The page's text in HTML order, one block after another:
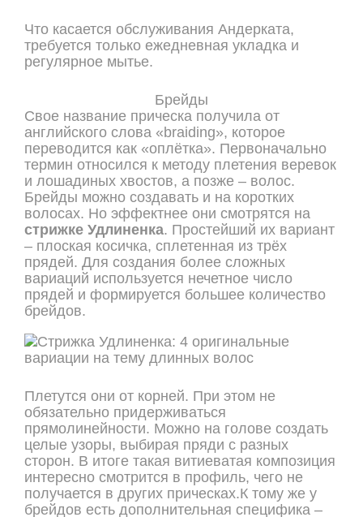
Что касается обслуживания Андерката,
требуется только ежедневная укладка и
регулярное мытье.
Брейды
Свое название прическа получила от
английского слова «braiding», которое
переводится как «оплётка». Первоначально
термин относился к методу плетения веревок
и лошадиных хвостов, а позже – волос.
Брейды можно создавать и на коротких
волосах. Но эффектнее они смотрятся на
стрижке Удлиненка. Простейший их вариант
– плоская косичка, сплетенная из трёх
прядей. Для создания более сложных
вариаций используется нечетное число
прядей и формируется большее количество
брейдов.
Плетутся они от корней. При этом не
обязательно придерживаться
прямолинейности. Можно на голове создать
целые узоры, выбирая пряди с разных
сторон. В итоге такая витиеватая композиция
интересно смотрится в профиль, чего не
получается в других прическах.К тому же у
брейдов есть дополнительная специфика –